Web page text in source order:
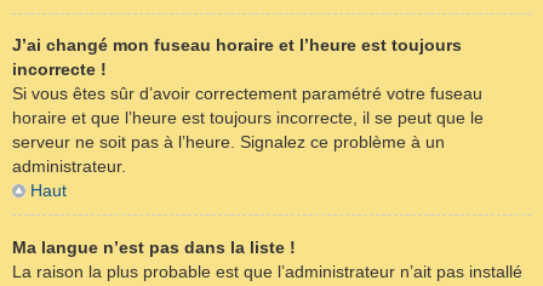
J’ai changé mon fuseau horaire et l’heure est toujours
incorrecte !
Si vous êtes sûr d’avoir correctement paramétré votre fuseau
horaire et que l’heure est toujours incorrecte, il se peut que le
serveur ne soit pas à l’heure. Signalez ce problème à un
administrateur.
Haut
Ma langue n’est pas dans la liste !
La raison la plus probable est que l’administrateur n’ait pas installé